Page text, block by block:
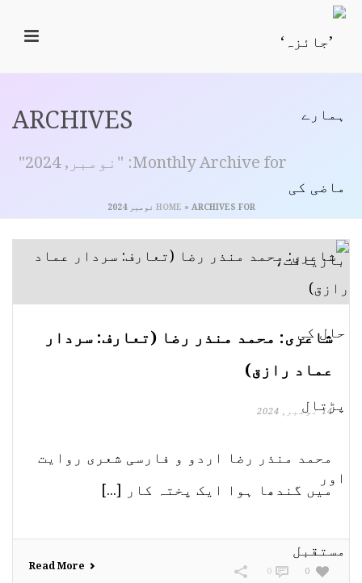
ARCHIVES
Monthly Archive for: "نومبر, 2024"
HOME » ARCHIVES FOR نومبر 2024
شاعری: محمد منذر رضا (تعارف: سردار
عماد رازق)
14 نومبر, 2024
محمد منذر رضا اردو و فارسی شعری روایت
میں گندھا ہوا ایک پختہ کار [...]
Read More 0
0